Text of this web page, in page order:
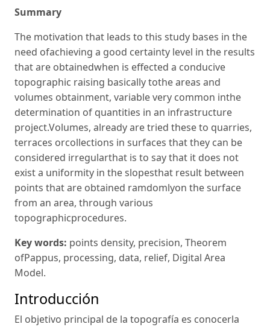
Summary
The motivation that leads to this study bases in the
need ofachieving a good certainty level in the results
that are obtainedwhen is effected a conducive
topographic raising basically tothe areas and
volumes obtainment, variable very common inthe
determination of quantities in an infrastructure
project.Volumes, already are tried these to quarries,
terraces orcollections in surfaces that they can be
considered irregularthat is to say that it does not
exist a uniformity in the slopesthat result between
points that are obtained ramdomlyon the surface
from an area, through various
topographicprocedures.
Key words: points density, precision, Theorem
ofPappus, processing, data, relief, Digital Area
Model.
Introducción
El objetivo principal de la topografía es conocerla